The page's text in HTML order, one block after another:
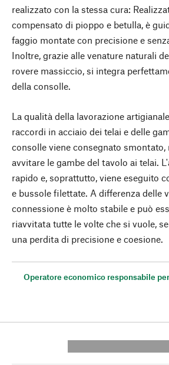
realizzato con la stessa cura:
compensato di pioppo e betulla, è
faggio montate con precisione e
Inoltre, grazie alle venature naturali
rovere massiccio, si integra
della consolle.
La qualità della lavorazione
raccordi in acciaio dei telai e delle
consolle viene consegnato smontato,
avvitare le gambe del tavolo ai telai.
rapido e, soprattutto, viene eseguito
e bussole filettate. A differenza delle
connessione è molto stabile e può
riavvitata tutte le volte che si vuole,
una perdita di precisione e coesione.
Operatore economico responsabile